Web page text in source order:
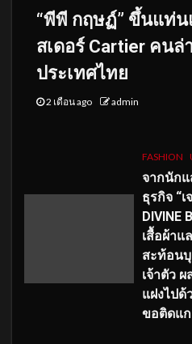
“พีพี กฤษฏ์” ขึ้นแท่
สเดอร์ Cartier คนล่
ประเทศไทย
2 เดือน ago admin
FASHION
จากนักแ
ธุรกิจ “
DIVINE
เสื้อผ้าแ
สะท้อน
เจ้าตัว
แฝงไป
ขอติดแ